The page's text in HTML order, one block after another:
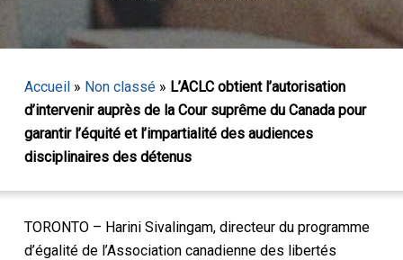
Accueil» Non classé» L’ACLC obtient l’autorisation
d’intervenir auprès de la Cour suprême du Canada pour
garantir l’équité et l’impartialité des audiences
disciplinaires des détenus
TORONTO – Harini Sivalingam, directeur du programme
d’égalité de l’Association canadienne des libertés